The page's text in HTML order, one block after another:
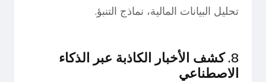
تحليل البيانات المالية، نماذج التنبؤ.
8. كشف الأخبار الكاذبة عبر الذكاء
الاصطناعي